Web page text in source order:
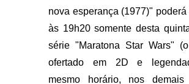
nova esperança (1977)" poderá
às 19h20 somente desta
série "Maratona Star Wars"
ofertado em 2D e
mesmo horário, nos